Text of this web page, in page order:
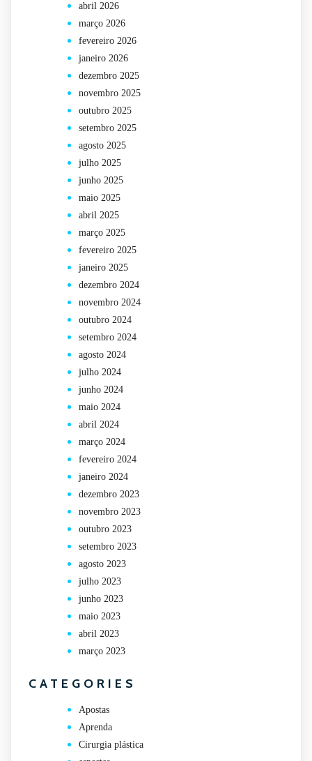
abril 2026
março 2026
fevereiro 2026
janeiro 2026
dezembro 2025
novembro 2025
outubro 2025
setembro 2025
agosto 2025
julho 2025
junho 2025
maio 2025
abril 2025
março 2025
fevereiro 2025
janeiro 2025
dezembro 2024
novembro 2024
outubro 2024
setembro 2024
agosto 2024
julho 2024
junho 2024
maio 2024
abril 2024
março 2024
fevereiro 2024
janeiro 2024
dezembro 2023
novembro 2023
outubro 2023
setembro 2023
agosto 2023
julho 2023
junho 2023
maio 2023
abril 2023
março 2023
CATEGORIES
Apostas
Aprenda
Cirurgia plástica